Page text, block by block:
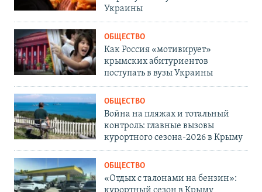
Украины
ОБЩЕСТВО
Как Россия «мотивирует»
крымских абитуриентов
поступать в вузы Украины
ОБЩЕСТВО
Война на пляжах и тотальный
контроль: главные вызовы
курортного сезона-2026 в Крыму
ОБЩЕСТВО
«Отдых с талонами на бензин»:
курортный сезон в Крыму